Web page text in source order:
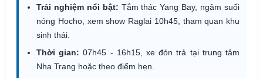
Trải nghiệm nổi bật: Tắm thác Yang Bay, ngâm suối
nóng Hocho, xem show Raglai 10h45, tham quan khu
sinh thái.
Thời gian: 07h45 - 16h15, xe đón trả tại trung tâm
Nha Trang hoặc theo điểm hẹn.